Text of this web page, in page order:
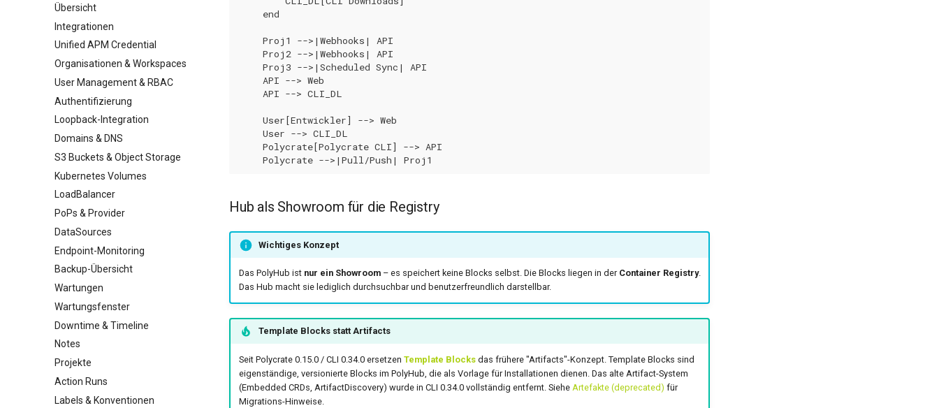
Übersicht
Integrationen
Unified APM Credential
Organisationen & Workspaces
User Management & RBAC
Authentifizierung
Loopback-Integration
Domains & DNS
S3 Buckets & Object Storage
Kubernetes Volumes
LoadBalancer
PoPs & Provider
DataSources
Endpoint-Monitoring
Backup-Übersicht
Wartungen
Wartungsfenster
Downtime & Timeline
Notes
Projekte
Action Runs
Labels & Konventionen
    end
    Proj1 -->|Webhooks| API
    Proj2 -->|Webhooks| API
    Proj3 -->|Scheduled Sync| API
    API --> Web
    API --> CLI_DL
    User[Entwickler] --> Web
    User --> CLI_DL
    Polycrate[Polycrate CLI] --> API
    Polycrate -->|Pull/Push| Proj1
Hub als Showroom für die Registry
Wichtiges Konzept
Das PolyHub ist nur ein Showroom– es speichert keine Blocks selbst. Die Blocks liegen in der Container Registry.
Das Hub macht sie lediglich durchsuchbar und benutzerfreundlich darstellbar.
Template Blocks statt Artifacts
Seit Polycrate 0.15.0 / CLI 0.34.0 ersetzen Template Blocksdas frühere "Artifacts"-Konzept. Template Blocks sind
eigenständige, versionierte Blocks im PolyHub, die als Vorlage für Installationen dienen. Das alte Artifact-System
(Embedded CRDs, ArtifactDiscovery) wurde in CLI 0.34.0 vollständig entfernt. Siehe Artefakte (deprecated) für
Migrations-Hinweise.